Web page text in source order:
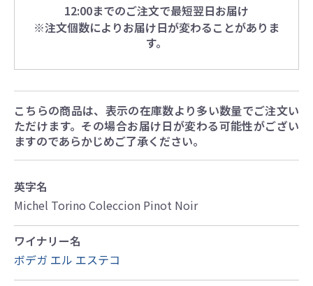
12:00までのご注文で最短翌日お届け
※注文個数によりお届け日が変わることがありま
す。
こちらの商品は、表示の在庫数より多い数量でご注文い
ただけます。その場合お届け日が変わる可能性がござい
ますのであらかじめご了承ください。
英字名
Michel Torino Coleccion Pinot Noir
ワイナリー名
ボデガ エル エステコ